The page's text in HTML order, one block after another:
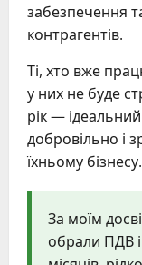
забезпечення
контрагентів.
Ті, хто вже
у них не буде
рік —
добровільно і
їхньому бізнесу.
За моїм
обрали ПДВ